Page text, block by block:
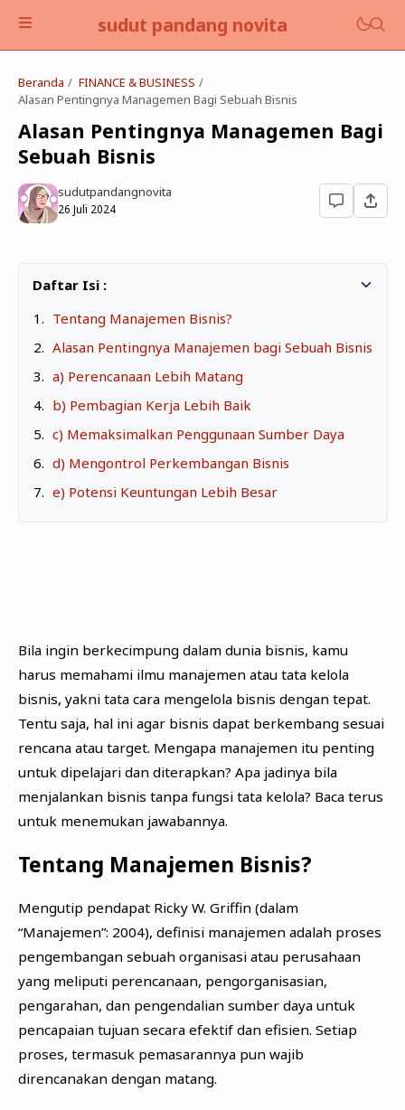
sudut pandang novita
BLOGGING & TECHNO
EDUKASI
FINANCE & BUSINESS
SELF DEVELOPMENT
PARENTING
BEAUTY & HEALTH
TRAVELLING
Beranda
FINANCE & BUSINESS
Alasan Pentingnya Managemen Bagi Sebuah Bisnis
Alasan Pentingnya Managemen Bagi
Sebuah Bisnis
sudutpandangnovita
26 Juli 2024
Tentang Manajemen Bisnis?
Alasan Pentingnya Manajemen bagi Sebuah Bisnis
a) Perencanaan Lebih Matang
b) Pembagian Kerja Lebih Baik
c) Memaksimalkan Penggunaan Sumber Daya
d) Mengontrol Perkembangan Bisnis
e) Potensi Keuntungan Lebih Besar
Bila ingin berkecimpung dalam dunia bisnis, kamu
harus memahami ilmu manajemen atau tata kelola
bisnis, yakni tata cara mengelola bisnis dengan tepat.
Tentu saja, hal ini agar bisnis dapat berkembang sesuai
rencana atau target. Mengapa manajemen itu penting
untuk dipelajari dan diterapkan? Apa jadinya bila
menjalankan bisnis tanpa fungsi tata kelola? Baca terus
untuk menemukan jawabannya.
Tentang Manajemen Bisnis?
Mengutip pendapat Ricky W. Griffin (dalam
“Manajemen”: 2004), definisi manajemen adalah proses
pengembangan sebuah organisasi atau perusahaan
yang meliputi perencanaan, pengorganisasian,
pengarahan, dan pengendalian sumber daya untuk
pencapaian tujuan secara efektif dan efisien. Setiap
proses, termasuk pemasarannya pun wajib
direncanakan dengan matang.